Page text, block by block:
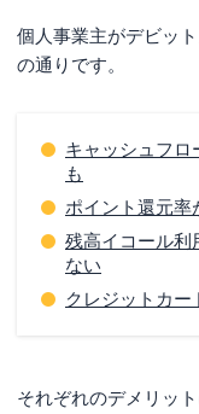
個人事業主がデビッ
の通りです。
キャッシュフロ
も
ポイント還元率
残高イコール利
ない
クレジットカ
それぞれのデメリッ